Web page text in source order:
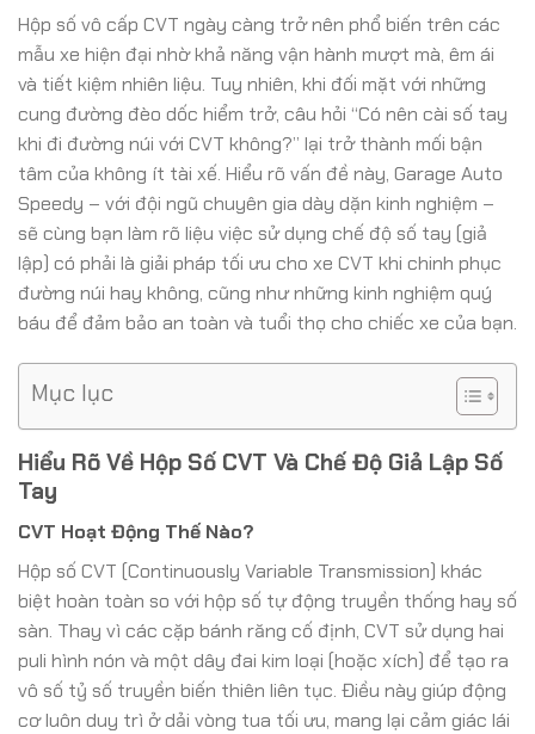
Hộp số vô cấp CVT ngày càng trở nên phổ biến trên các
mẫu xe hiện đại nhờ khả năng vận hành mượt mà, êm ái
và tiết kiệm nhiên liệu. Tuy nhiên, khi đối mặt với những
cung đường đèo dốc hiểm trở, câu hỏi “Có nên cài số tay
khi đi đường núi với CVT không?” lại trở thành mối bận
tâm của không ít tài xế. Hiểu rõ vấn đề này, Garage Auto
Speedy – với đội ngũ chuyên gia dày dặn kinh nghiệm –
sẽ cùng bạn làm rõ liệu việc sử dụng chế độ số tay (giả
lập) có phải là giải pháp tối ưu cho xe CVT khi chinh phục
đường núi hay không, cũng như những kinh nghiệm quý
báu để đảm bảo an toàn và tuổi thọ cho chiếc xe của bạn.
Mục lục
Hiểu Rõ Về Hộp Số CVT Và Chế Độ Giả Lập Số
Tay
CVT Hoạt Động Thế Nào?
Hộp số CVT (Continuously Variable Transmission) khác
biệt hoàn toàn so với hộp số tự động truyền thống hay số
sàn. Thay vì các cặp bánh răng cố định, CVT sử dụng hai
puli hình nón và một dây đai kim loại (hoặc xích) để tạo ra
vô số tỷ số truyền biến thiên liên tục. Điều này giúp động
cơ luôn duy trì ở dải vòng tua tối ưu, mang lại cảm giác lái